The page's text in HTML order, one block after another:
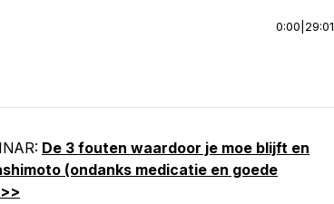
0:00 29:01
De 3 fouten waardoor je moe blijft en
(ondanks medicatie en goede